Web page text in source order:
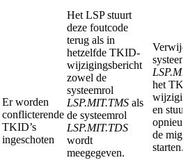
Er worden
conflicterende
TKID’s
ingeschoten
Het LSP stuurt
deze foutcode
terug als in
hetzelfde TKID-
wijzigingsbericht
zowel de
systeemrol
LSP.MIT.TMS als
de systeemrol
LSP.MIT.TDS
wordt
meegegeven.
het
en
de
starten.